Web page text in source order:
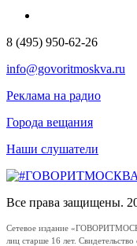
8 (495) 950-62-26
info@govoritmoskva.ru
Реклама на радио
Города вещания
Наши слушатели
Все права защищены.
Сетевое издание
лиц старше 16 лет.